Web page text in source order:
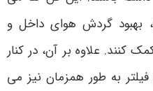
بهبود گردش هوای داخل و
علاوه بر آن، در کنار
به طور همزمان نیز می